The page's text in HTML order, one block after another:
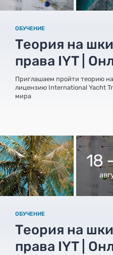
ОБУЧЕНИЕ
Теория на
права IYT |
Приглашаем пройти теорию
лицензию International Yacht
мира
18
ОБУЧЕНИЕ
Теория на
права IYT |